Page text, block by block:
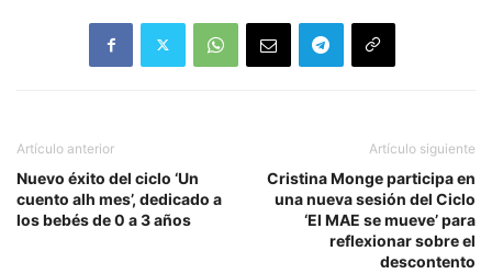
Artículo anterior
Nuevo éxito del ciclo ‘Un
cuento alh mes’, dedicado a
los bebés de 0 a 3 años
Artículo siguiente
Cristina Monge participa en
una nueva sesión del Ciclo
‘El MAE se mueve’ para
reflexionar sobre el
descontento